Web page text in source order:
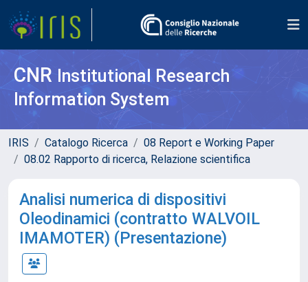
CNR Institutional Research
Information System
IRIS Catalogo Ricerca
08 Report e Working Paper
08.02 Rapporto di ricerca, Relazione scientifica
Analisi numerica di dispositivi
Oleodinamici (contratto WALVOIL
IMAMOTER) (Presentazione)